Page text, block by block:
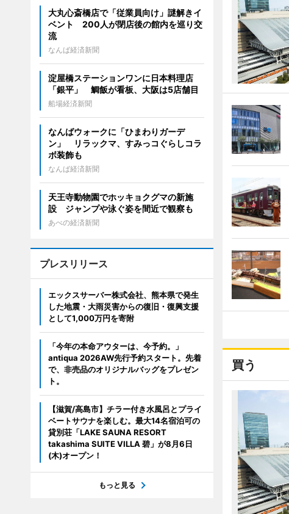
買う
大丸心斎橋店で「従業員向け」謎解きイ
ベント 200人が閉店後の館内を巡り交
流
なんば経済新聞
淀屋橋ステーションワンに日本料理店
「銀平」 鯛飯が看板、大阪は5店舗目
船場経済新聞
なんばウォークに「ひまわりガーデ
ン」 リラックマ、すみっコぐらしコラ
ボ装飾も
なんば経済新聞
天王寺動物園でホッキョクグマの新施
設 ジャンプや泳ぐ姿を間近で観察も
あべの経済新聞
プレスリリース
エックスサーバー株式会社、熊本県で発生
した地震・大雨災害からの復旧・復興支援
として1,000万円を寄附
「今年の本命アウターは、今予約。」
antiqua 2026AW先行予約スタート。先着
で、非売品のオリジナルバッグをプレゼン
ト。
【滋賀/高島市】チラー付き水風呂とプライ
ベートサウナを楽しむ。最大14名宿泊可の
貸別荘「LAKE SAUNA RESORT
takashima SUITE VILLA 碧」が8月6日
(木)オープン！
もっと見る